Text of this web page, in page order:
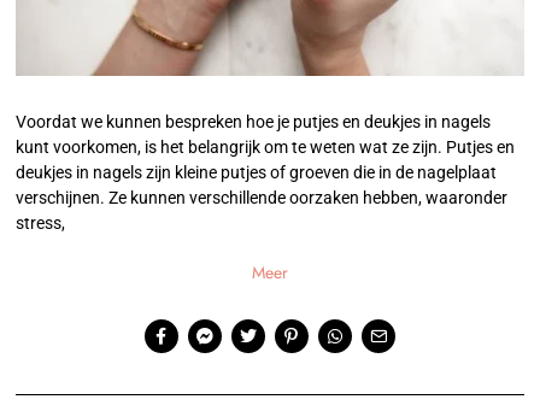
Voordat we kunnen bespreken hoe je putjes en deukjes in nagels
kunt voorkomen, is het belangrijk om te weten wat ze zijn. Putjes en
deukjes in nagels zijn kleine putjes of groeven die in de nagelplaat
verschijnen. Ze kunnen verschillende oorzaken hebben, waaronder
stress,
Meer